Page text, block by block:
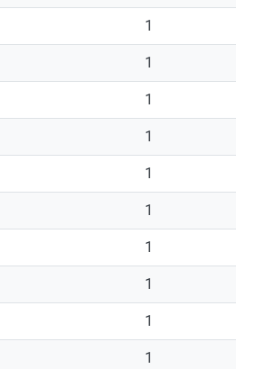
1
1
1
1
1
1
1
1
1
1